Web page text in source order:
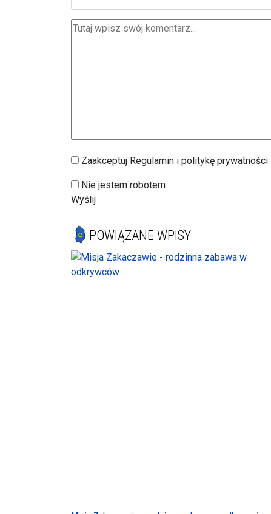
Zaakceptuj Regulamin i politykę prywatności
Nie jestem robotem
Wyślij
POWIĄZANE WPISY